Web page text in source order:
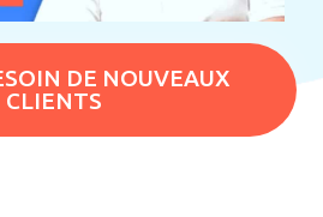
DE NOUVEAUX
CLIENTS